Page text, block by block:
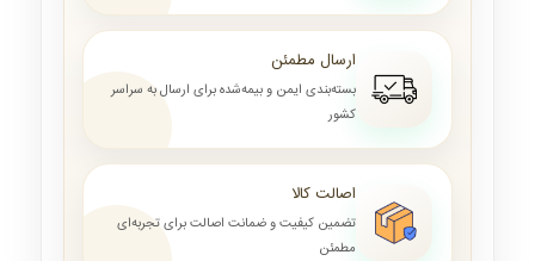
ارسال مطمئن
بسته‌بندی ایمن و بیمه‌شده برای ارسال به سراسر
کشور
اصالت کالا
تضمین کیفیت و ضمانت اصالت برای تجربه‌ای
مطمئن